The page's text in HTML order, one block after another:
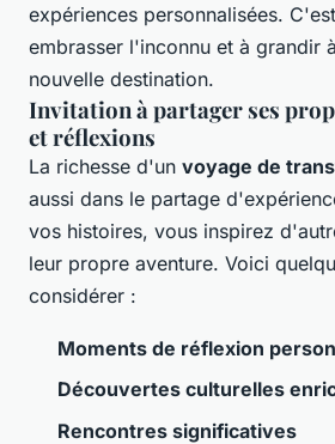
expériences personnalisées.
embrasser l'inconnu et à grandir
nouvelle destination.
Invitation à partager ses
et réflexions
La richesse d'un voyage de
aussi dans le partage
vos histoires, vous inspirez
leur propre aventure. Voici
considérer :
Moments de réflexion
Découvertes culturelles
Rencontres significatives